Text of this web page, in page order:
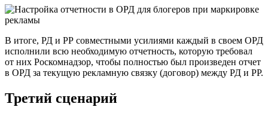
В итоге, РД и РР совместными усилиями каждый в своем ОРД
исполнили всю необходимую отчетность, которую требовал
от них Роскомнадзор, чтобы полностью был произведен отчет
в ОРД за текущую рекламную связку (договор) между РД и РР.
Третий сценарий